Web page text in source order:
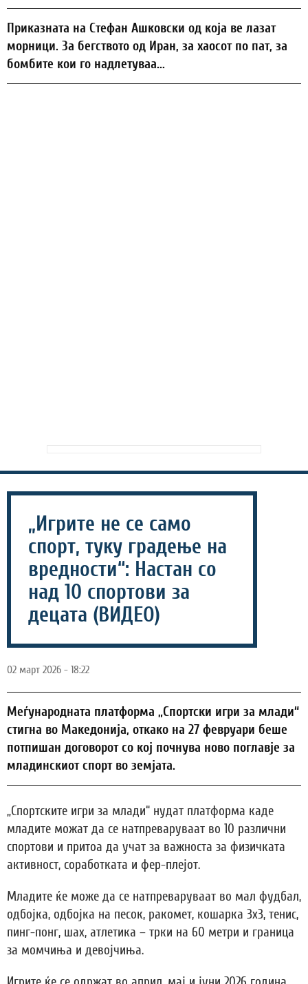
Приказната на Стефан Ашковски од која ве лазат
морници. За бегството од Иран, за хаосот по пат, за
бомбите кои го надлетуваа...
„Игрите не се само
спорт, туку градење на
вредности“: Настан со
над 10 спортови за
децата (ВИДЕО)
02 март 2026 - 18:22
Меѓународната платформа „Спортски игри за млади“
стигна во Македонија, откако на 27 февруари беше
потпишан договорот со кој почнува ново поглавје за
младинскиот спорт во земјата.
„Спортските игри за млади“ нудат платформа каде
младите можат да се натпреваруваат во 10 различни
спортови и притоа да учат за важноста за физичката
активност, соработката и фер-плејот.
Младите ќе може да се натпреваруваат во мал фудбал,
одбојка, одбојка на песок, ракомет, кошарка 3х3, тенис,
пинг-понг, шах, атлетика – трки на 60 метри и граница
за момчиња и девојчиња.